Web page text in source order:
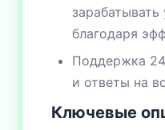
благодаря
Поддержка
и ответы на
Ключевые